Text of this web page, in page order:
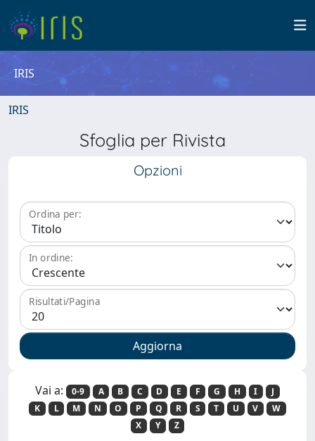
IRIS
IRIS
Sfoglia per Rivista
Opzioni
Ordina per:
In ordine:
Risultati/Pagina
Vai a: 0-9 A B C D E F G H I
J
K
L M N O P Q R S T U V
W
X
Y Z